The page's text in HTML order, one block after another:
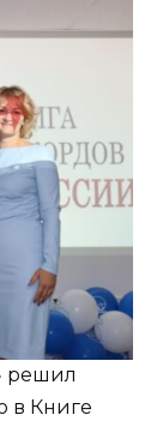
решил
в Книге